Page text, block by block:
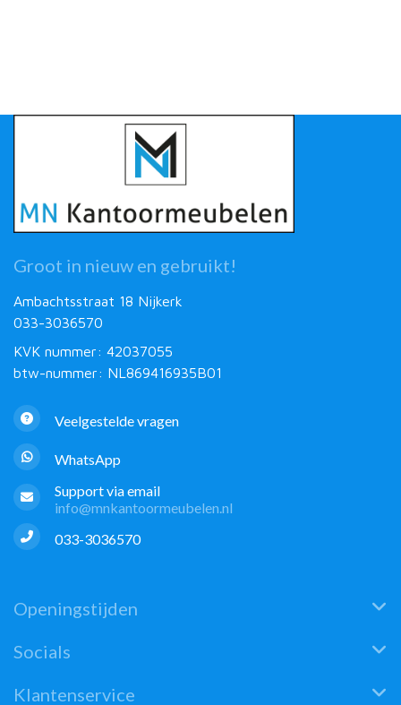
Groot in nieuw en gebruikt!
Ambachtsstraat 18 Nijkerk
033-3036570
KVK nummer: 42037055
btw-nummer: NL869416935B01
Veelgestelde vragen
WhatsApp
Support via email
info@mnkantoormeubelen.nl
033-3036570
Openingstijden
Socials
Klantenservice